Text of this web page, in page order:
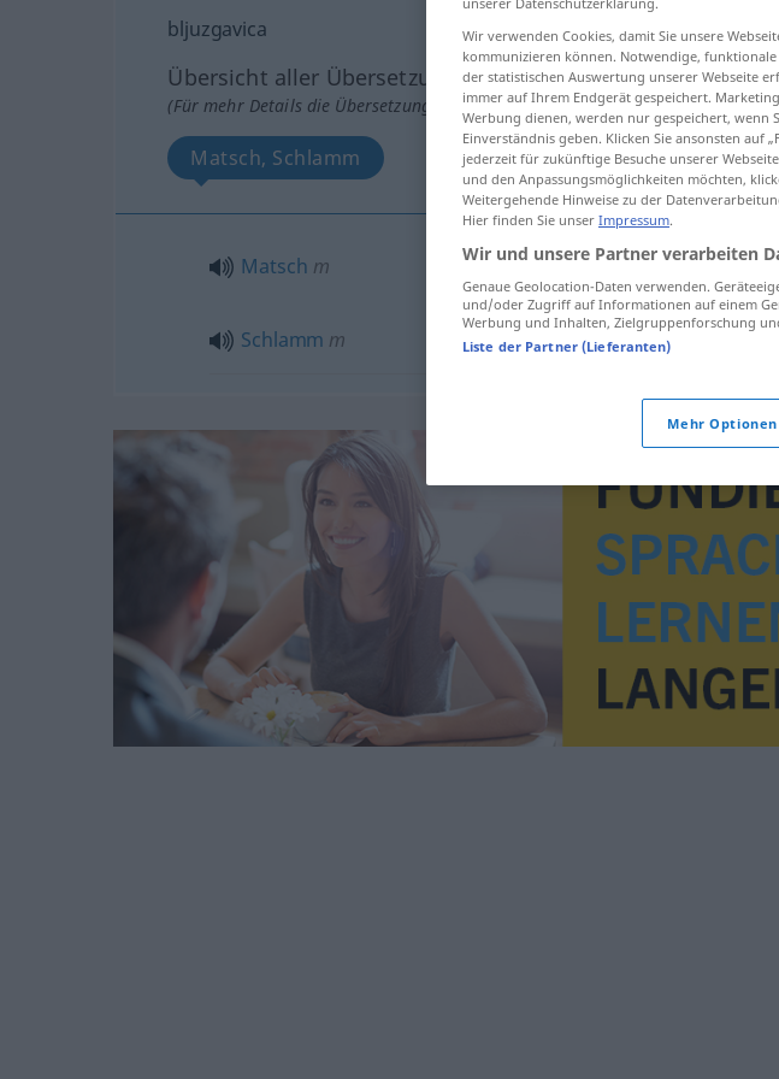
bljuzgavica
Übersicht aller Übersetzungen
(Für mehr Details die Übersetzung anklicken/antippen)
Matsch, Schlamm
Matsch m
Schlamm m bljuzgavica
Wir verwenden Cookies, damit Sie unsere
kommunizieren können. Notwendige,
der statistischen Auswertung unserer Webseite
immer auf Ihrem Endgerät gespeichert.
Werbung dienen, werden nur gespeichert, wenn
Einverständnis geben. Klicken Sie ansonsten
jederzeit für zukünftige Besuche unserer
und den Anpassungsmöglichkeiten möchten,
Weitergehende Hinweise zu der
Hier finden Sie unser Impressum.
Wir und unsere Partner verarbeiten
Genaue Geolocation-Daten verwenden.
und/oder Zugriff auf Informationen auf einem
Werbung und Inhalten, Zielgruppenforschung
Liste der Partner (Lieferanten)
Mehr Optionen